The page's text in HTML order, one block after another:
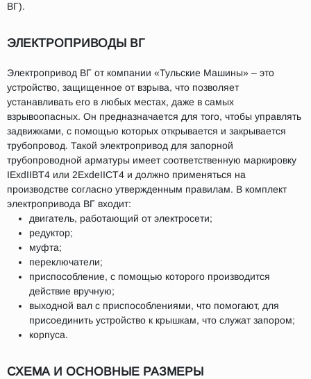
ВГ).
ЭЛЕКТРОПРИВОДЫ ВГ
Электропривод ВГ от компании «Тульские Машины» – это
устройство, защищенное от взрыва, что позволяет
устанавливать его в любых местах, даже в самых
взрывоопасных. Он предназначается для того, чтобы управлять
задвижками, с помощью которых открывается и закрывается
трубопровод. Такой электропривод для запорной
трубопроводной арматуры имеет соответственную маркировку
IExdIIBT4 или 2ExdeIICT4 и должно применяться на
производстве согласно утвержденным правилам. В комплект
электропривода ВГ входит:
двигатель, работающий от электросети;
редуктор;
муфта;
переключатели;
приспособление, с помощью которого производится
действие вручную;
выходной вал с приспособлениями, что помогают, для
присоединить устройство к крышкам, что служат запором;
корпуса.
СХЕМА И ОСНОВНЫЕ РАЗМЕРЫ